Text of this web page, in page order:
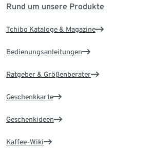
Rund um unsere Produkte
Tchibo Kataloge & Magazine
Bedienungsanleitungen
Ratgeber & Größenberater
Geschenkkarte
Geschenkideen
Kaffee-Wiki